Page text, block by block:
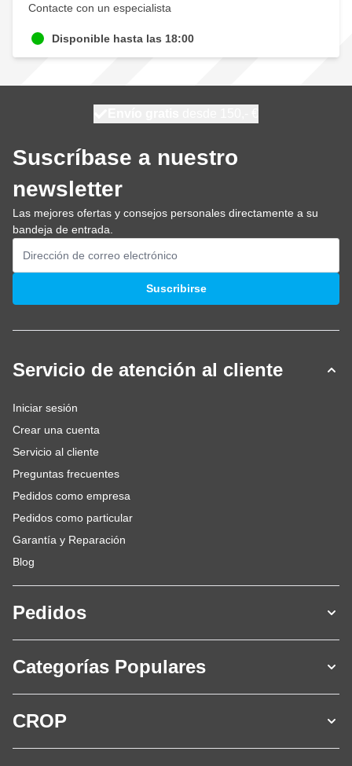
Contacte con un especialista
Disponible hasta las 18:00
Suscríbase a nuestro
newsletter
Las mejores ofertas y consejos personales directamente a su
bandeja de entrada.
Dirección de email
Suscribirse
Servicio de atención al cliente
Iniciar sesión
Crear una cuenta
Servicio al cliente
Preguntas frecuentes
Pedidos como empresa
Pedidos como particular
Garantía y Reparación
Blog
Pedidos
Categorías Populares
CROP